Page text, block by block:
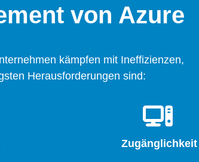
von Azure
kämpfen mit Ineffizienzen,
Herausforderungen sind:
Zugänglichkeit